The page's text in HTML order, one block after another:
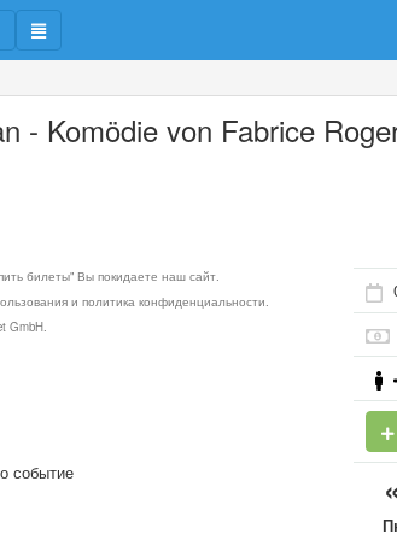
- Komödie von Fabrice
билеты" Вы покидаете наш сайт.
и политика конфиденциальности.
GmbH.
событие
«